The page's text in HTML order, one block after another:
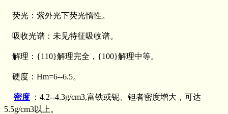
荧光：紫外光下荧光惰性。
吸收光谱：未见特征吸收谱。
解理：{110}解理完全，{100}解理中等。
硬度：Hm=6--6.5。
密度 ：4.2--4.3g/cm3,富铁或铌、钽者密度增大，可达
5.5g/cm3以上。